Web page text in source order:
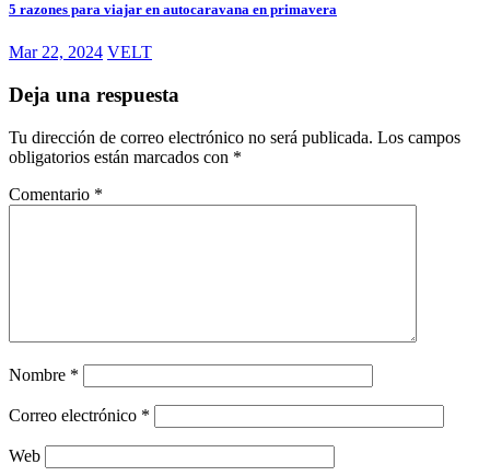
5 razones para viajar en autocaravana en primavera
Mar 22, 2024 VELT
Deja una respuesta
Tu dirección de correo electrónico no será publicada. Los campos
obligatorios están marcados con *
Comentario *
Nombre *
Correo electrónico *
Web